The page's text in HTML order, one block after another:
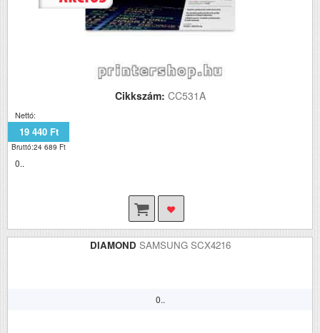
Cikkszám: CC531A
Nettó:
19 440 Ft
Bruttó:24 689 Ft
0..
DIAMOND SAMSUNG SCX4216
0..